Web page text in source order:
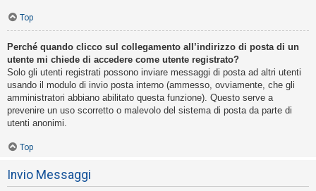
Top
Perché quando clicco sul collegamento all’indirizzo di posta di un
utente mi chiede di accedere come utente registrato?
Solo gli utenti registrati possono inviare messaggi di posta ad altri utenti
usando il modulo di invio posta interno (ammesso, ovviamente, che gli
amministratori abbiano abilitato questa funzione). Questo serve a
prevenire un uso scorretto o malevolo del sistema di posta da parte di
utenti anonimi.
Top
Invio Messaggi